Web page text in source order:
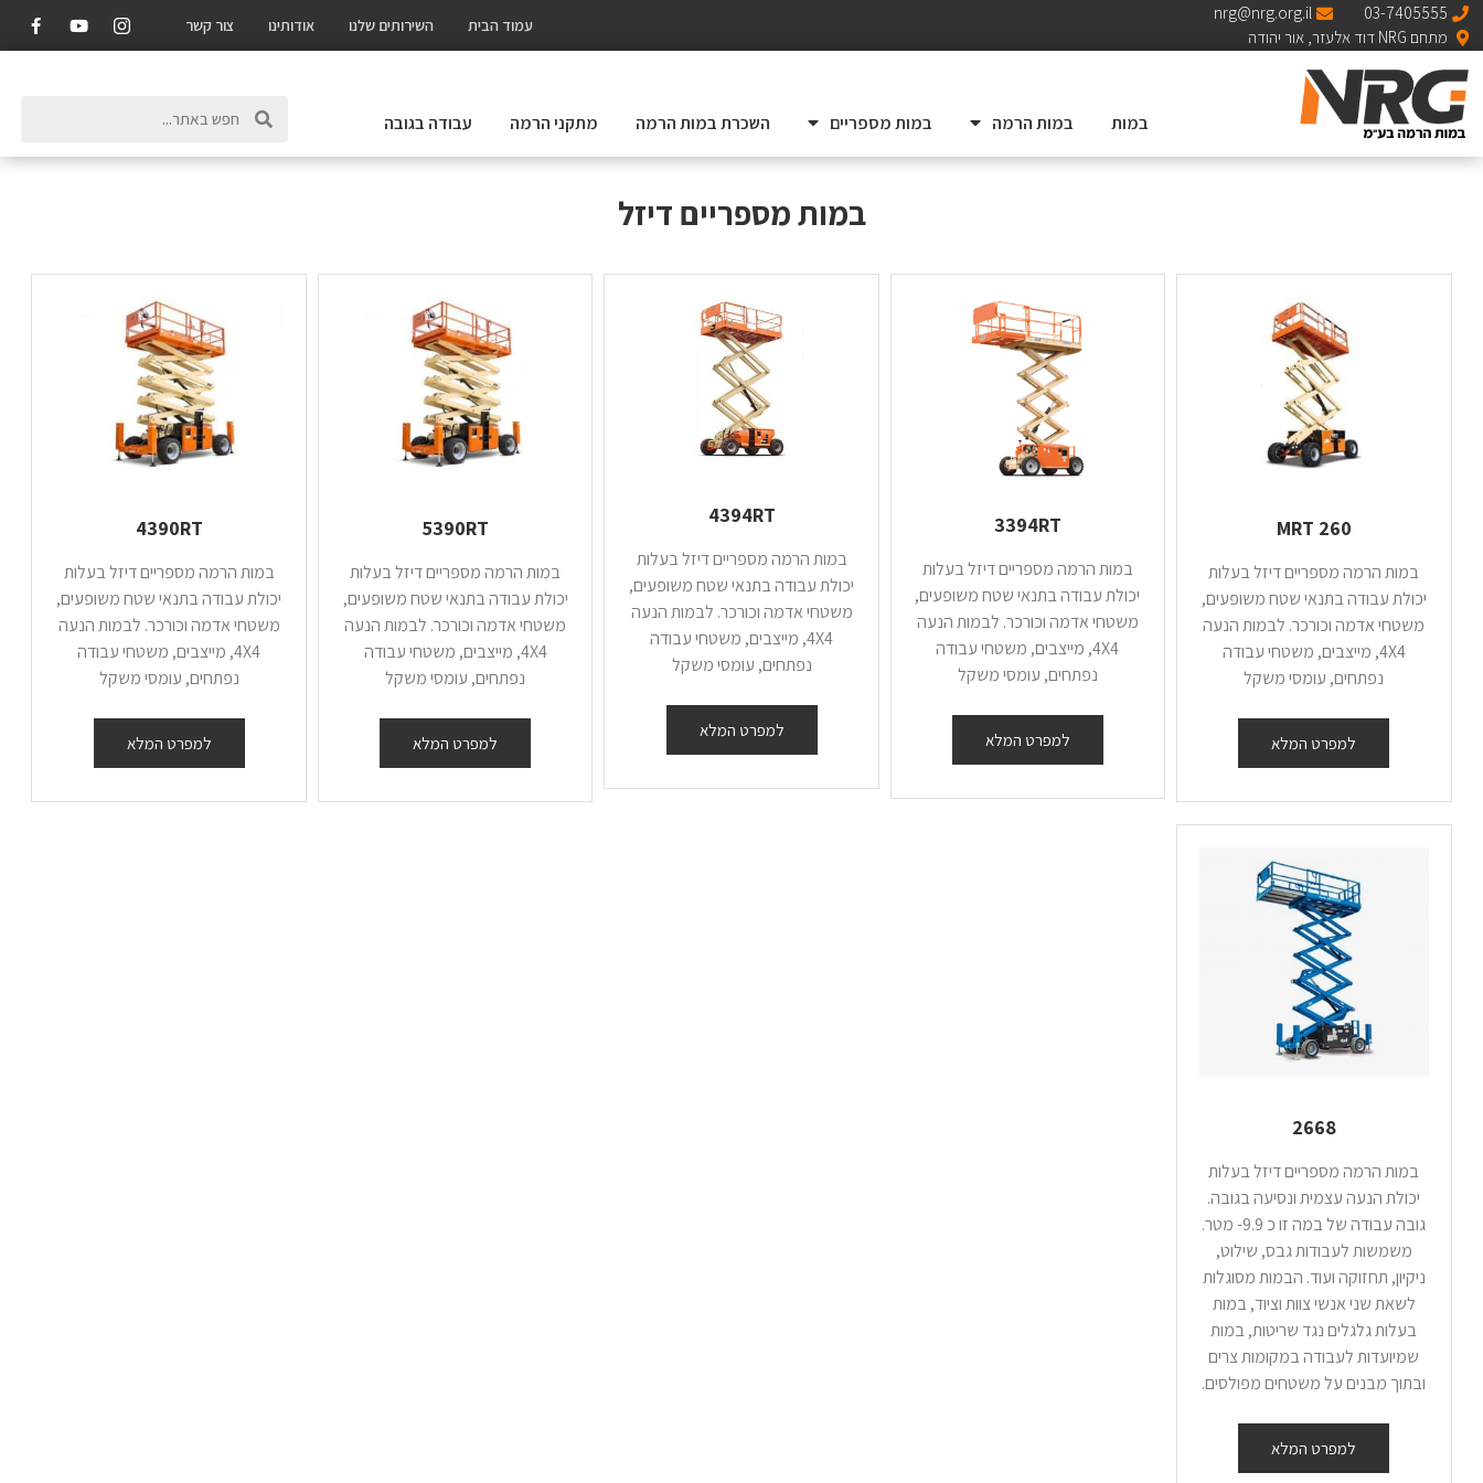
03-7405555
nrg@nrg.org.il
מתחם NRG דוד אלעזר, אור יהודה
עמוד הבית השירותים שלנו אודותינו צור קשר
במות במות הרמה במות מספריים השכרת במות הרמה מתקני הרמה עבודה בגובה
במות מספריים דיזל
260 MRT
במות הרמה מספריים דיזל בעלות
יכולת עבודה בתנאי שטח משופעים,
משטחי אדמה וכורכר. לבמות הנעה
4X4, מייצבים, משטחי עבודה
נפתחים, עומסי משקל
למפרט המלא
2668
במות הרמה מספריים דיזל בעלות
יכולת הנעה עצמית ונסיעה בגובה.
גובה עבודה של במה זו כ 9.9- מטר.
משמשות לעבודות גבס, שילוט,
ניקיון, תחזוקה ועוד. הבמות מסוגלות
לשאת שני אנשי צוות וציוד, במות
בעלות גלגלים נגד שריטות, במות
שמיועדות לעבודה במקומות צרים
ובתוך מבנים על משטחים מפולסים.
למפרט המלא
3394RT
במות הרמה מספריים דיזל בעלות
יכולת עבודה בתנאי שטח משופעים,
משטחי אדמה וכורכר. לבמות הנעה
4X4, מייצבים, משטחי עבודה
נפתחים, עומסי משקל
למפרט המלא
4394RT
במות הרמה מספריים דיזל בעלות
יכולת עבודה בתנאי שטח משופעים,
משטחי אדמה וכורכר. לבמות הנעה
4X4, מייצבים, משטחי עבודה
נפתחים, עומסי משקל
למפרט המלא
5390RT
במות הרמה מספריים דיזל בעלות
יכולת עבודה בתנאי שטח משופעים,
משטחי אדמה וכורכר. לבמות הנעה
4X4, מייצבים, משטחי עבודה
נפתחים, עומסי משקל
למפרט המלא
4390RT
במות הרמה מספריים דיזל בעלות
יכולת עבודה בתנאי שטח משופעים,
משטחי אדמה וכורכר. לבמות הנעה
4X4, מייצבים, משטחי עבודה
נפתחים, עומסי משקל
למפרט המלא